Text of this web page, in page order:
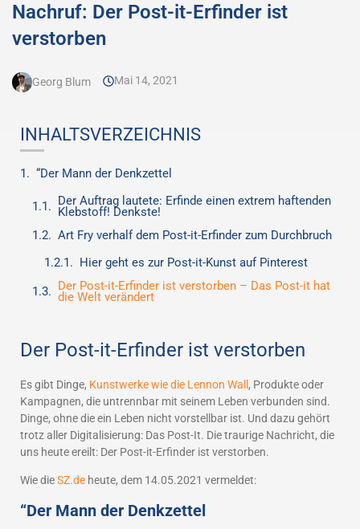
Nachruf: Der Post-it-Erfinder ist
verstorben
Georg Blum Mai 14, 2021
INHALTSVERZEICHNIS
“Der Mann der Denkzettel
Der Auftrag lautete: Erfinde einen extrem haftenden
Klebstoff! Denkste!
Art Fry verhalf dem Post-it-Erfinder zum Durchbruch
Hier geht es zur Post-it-Kunst auf Pinterest
Der Post-it-Erfinder ist verstorben – Das Post-it hat
die Welt verändert
Der Post-it-Erfinder ist verstorben
Es gibt Dinge, Kunstwerke wie die Lennon Wall , Produkte oder
Kampagnen, die untrennbar mit seinem Leben verbunden sind.
Dinge, ohne die ein Leben nicht vorstellbar ist. Und dazu gehört
trotz aller Digitalisierung: Das Post-It. Die traurige Nachricht, die
uns heute ereilt: Der Post-it-Erfinder ist verstorben.
Wie dieSZ.de heute, dem 14.05.2021 vermeldet:
“Der Mann der Denkzettel